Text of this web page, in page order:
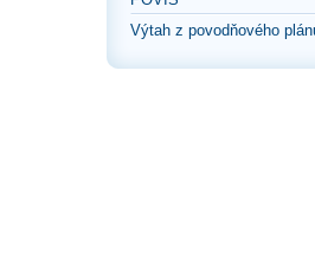
Výtah z povodňového